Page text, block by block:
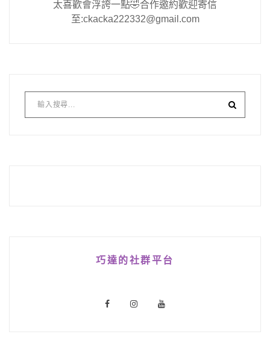
太喜歡會浮誇一點🤣合作邀約歡迎寄信
至:ckacka222332@gmail.com
巧達的社群平台